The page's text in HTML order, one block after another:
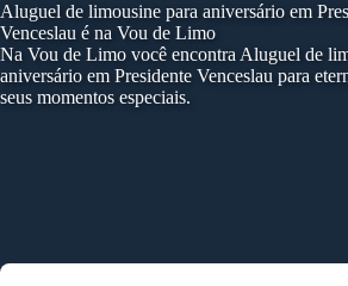
Aluguel de limousine para aniversário em
Venceslau é na Vou de Limo
Na Vou de Limo você encontra Aluguel de
aniversário em Presidente Venceslau para
seus momentos especiais.